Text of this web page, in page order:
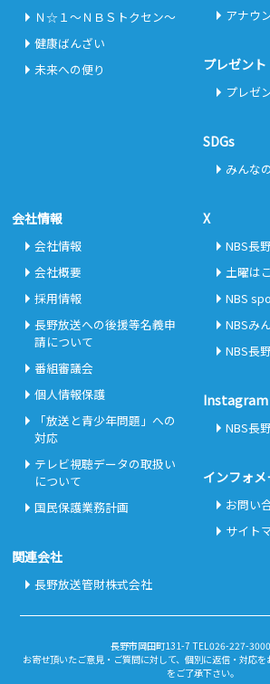
Ｎ☆１～ＮＢＳトクセン～
健康ばんざい
未来への便り
アナウ
プレゼント
プレゼ
SDGs
みんな
会社情報
会社情報
会社概要
採用情報
長野放送への後援等名義申
請について
番組審議会
個人情報保護
「放送と青少年問題」への
対応
テレビ視聴データの取扱い
について
国民保護業務計画
関連会社
長野放送管財株式会社
X
NBS長
土曜は
NBS
NBSみ
NBS長
Instagram
NBS長
インフォ
お問い
サイト
長野市岡田町131-7 TEL026-227-
お寄せ頂いたご意見・ご質問に対して、個別に返信・対応
をご了承下さい。